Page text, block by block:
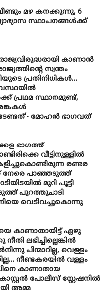
മഴ കനക്കുന്നു, 6
സ്ഥാപനങ്ങൾക്ക്
കാണാൻ
സ്വന്തം
പ്രതിനിധികൾ…
പ്രഥമ സ്ഥാനമുണ്ട്,
മോഹൻ ഭാ​ഗവത്
ഭാ​ഗത്ത്
വീട്ടിനുള്ളിൽ
രണ്ടര
നേരെ പാഞ്ഞടുത്ത്
മുറി പൂട്ടി
പുറത്തുചാടി
വെടിവച്ചുകൊന്നു
കാണാതായിട്ട് ഏഴു
ലഭിച്ചില്ലെങ്കിൽ
പിന്മാറില്ല, വെള്ളം
നീണ്ടകരയിൽ വള്ളം
കാണാതായ
പോലീസ് സ്റ്റേഷനിൽ
അമ്മ